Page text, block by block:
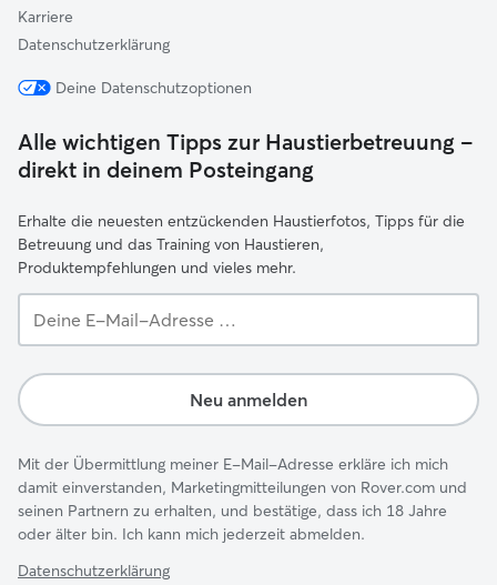
Karriere
Datenschutzerklärung
Deine Datenschutzoptionen
Alle wichtigen Tipps zur Haustierbetreuung –
direkt in deinem Posteingang
Erhalte die neuesten entzückenden Haustierfotos, Tipps für die
Betreuung und das Training von Haustieren,
Produktempfehlungen und vieles mehr.
E-
Adresse …
Neu anmelden
Mit der Übermittlung meiner E-Mail-Adresse erkläre ich mich
damit einverstanden, Marketingmitteilungen von Rover.com und
seinen Partnern zu erhalten, und bestätige, dass ich 18 Jahre
oder älter bin. Ich kann mich jederzeit abmelden.
Datenschutzerklärung